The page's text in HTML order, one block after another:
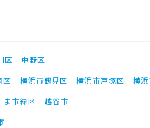
区
中野区
区 横浜市鶴見区 横浜市戸塚区
横
ま市緑区
越谷市